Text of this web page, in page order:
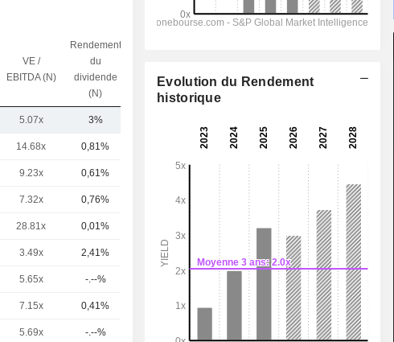
VE /
EBITDA (N)
Rendement
du
dividende
(N)
5.07x 3%
14.68x 0,81%
9.23x 0,61%
7.32x 0,76% 29,12 Md
28.81x 0,01%
3.49x 2,41% 4,08 Md
5.65x -.--%
7.15x 0,41% 1,44 Md
5.69x -.--%
Evolution du Rendement
historique